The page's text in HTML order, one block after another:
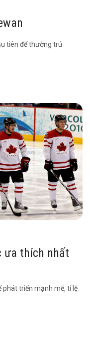
tiên để thường trú
ưa thích nhất
phát triển mạnh mẽ, tỉ lệ